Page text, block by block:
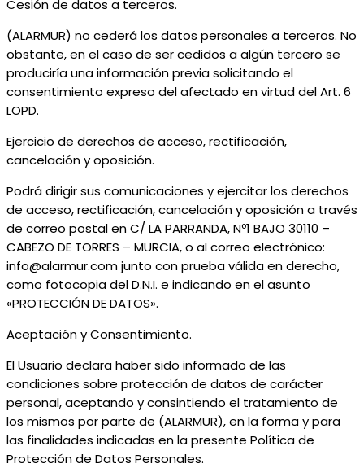
Cesión de datos a terceros.
(ALARMUR) no cederá los datos personales a terceros. No
obstante, en el caso de ser cedidos a algún tercero se
produciría una información previa solicitando el
consentimiento expreso del afectado en virtud del Art. 6
LOPD.
Ejercicio de derechos de acceso, rectificación,
cancelación y oposición.
Podrá dirigir sus comunicaciones y ejercitar los derechos
de acceso, rectificación, cancelación y oposición a través
de correo postal en C/ LA PARRANDA, Nº1 BAJO 30110 –
CABEZO DE TORRES – MURCIA, o al correo electrónico:
info@alarmur.com junto con prueba válida en derecho,
como fotocopia del D.N.I. e indicando en el asunto
«PROTECCIÓN DE DATOS».
Aceptación y Consentimiento.
El Usuario declara haber sido informado de las
condiciones sobre protección de datos de carácter
personal, aceptando y consintiendo el tratamiento de
los mismos por parte de (ALARMUR), en la forma y para
las finalidades indicadas en la presente Política de
Protección de Datos Personales.